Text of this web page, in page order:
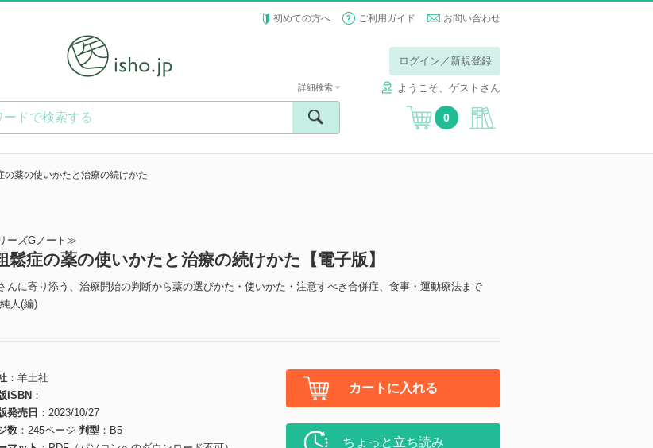
初めての方へ ご利用ガイド お問い合わせ
ログイン／新規登録
ようこそ、ゲストさん
詳細検索
0
の薬の使いかたと治療の続けかた
ーズGノート≫
鬆症の薬の使いかたと治療の続けかた【電子版】
んに寄り添う、治療開始の判断から薬の選びかた・使いかた・注意すべき合併症、食事・運動療法まで
人(編)
羊土社
ISBN
発売日
2023/10/27
数
245ページ 判型
B5
カートに入れる
ちょっと立ち読み